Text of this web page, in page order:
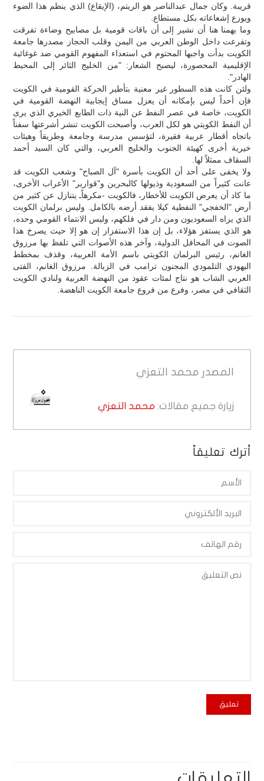
قريبة. وكان جمال عبدالناصر هو الريتم، (الإيقاع) الذي ينظم هذا الضوء
ويوزع إشعاعاته بكل مستطاع.
وما يهمنا هنا أن نشير إلى أن باقات قومية بل مصابيح وضاءة تفرقت
وتفرعت داخل الوطن العربي من اليمن وقلب الحجاز مصدرها جامعة
الكويت بدأت واجبها المحتوم في استعداء المفهوم القومي ضد غوغائية
الإقليمية المحصورة، ليصبح الشعار: "من الخليج الثائر إلى المحيط
الهادر".
ولئن كانت هذه السطور غير معنية بتأطير الحركة القومية في الكويت
فإن أحداً ليس بإمكانه أن يعزل مساق إيجابية النهضة القومية في
الكويت، خاصة في عصر النفط عن النية ذات الطابع الخيري الذي يرى
أن النفط الكويتي هو لكل العرب، وأصبحت الكويت تنشر أشرعتها سفناً
باتجاه أقطار عربية فقيرة، لتؤسس مدرسة وجامعة وطريقاً وهيئات
خيرية أخرى كهيئة الجنوب والخليج العربي، والتي كان السيد أحمد
السقاف ممثلاً لها.
ولا يخفى على أحد أن الكويت بأسرة "آل الصباح" وشعب الكويت قد
عانت كثيراً من السعودية وذيولها كالبحرين و"قوارير" الأعراب الأخرى،
ما كاد أن يعرض الكويت للأخطار، فالكويت -مكرهاًـ يتنازل عن كثير من
أرض "الخفجي" النفطية كيلا يفقد أرضه بالكامل. وليس برلمان الكويت
الذي يراه السعوديون ومن دار في فلكهم، وليس الانتماء القومي وحده،
هو الذي يستفز هؤلاء، بل إن هذا الاستفزاز إن هو إلا حيث يصرخ هذا
الصوت في المحافل الدولية، وآخر هذه الأصوات التي تلفظ بها مرزوق
الغانم، رئيس البرلمان الكويتي باسم الأمة العربية، وقذف بمخطط
اليهودي التلمودي المجنون ترامب في الزبالة. مرزوق الغانم، الفتى
العربي الشاب هو نتاج لمئات عقود من النهضة العربية ولنادي الكويت
الثقافي في مصر، وفرع من فروع جامعة الكويت الناهضة.
المصدر محمد التعزي
زيارة جميع مقالات: محمد التعزي
أترك تعليقاً